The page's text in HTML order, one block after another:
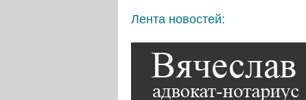
Лента новостей: